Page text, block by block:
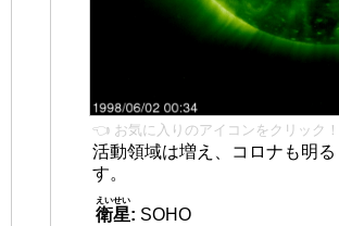
👈 お気に入りのアイコンをクリック！
活動領域は増え、コロナも明る
す。
衛星
えいせい
: SOHO